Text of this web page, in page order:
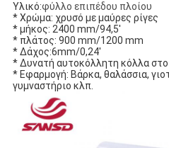
Υλικό:φύλλο επιπέδου πλοίου
* Χρώμα: χρυσό με μαύρες ρίγες
* μήκος: 2400 mm/94,5'
* πλάτος: 900 mm/1200 mm
* Δάχος:6mm/0,24'
* Δυνατή αυτοκόλλητη κόλλα
* Εφαρμογή: Βάρκα, θαλάσσια,
γυμναστήριο κλπ.